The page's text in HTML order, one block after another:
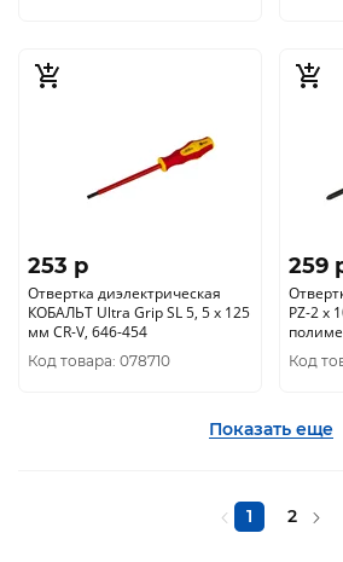
253 p
Отвертка диэлектрическая
КОБАЛЬТ Ultra Grip SL 5, 5 х 125
мм CR-V, 646-454
Код товара: 078710
259
PZ-2 х 100
Код
Показать еще
1 2